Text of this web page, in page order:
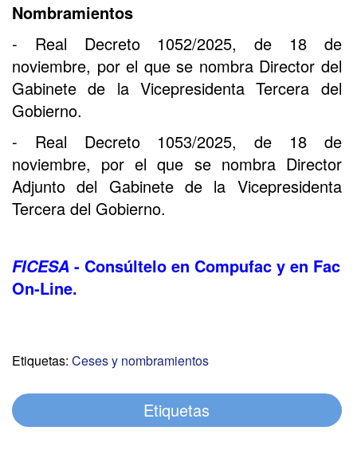
Nombramientos
- Real Decreto 1052/2025, de 18 de
noviembre, por el que se nombra Director del
Gabinete de la Vicepresidenta Tercera del
Gobierno.
- Real Decreto 1053/2025, de 18 de
noviembre, por el que se nombra Director
Adjunto del Gabinete de la Vicepresidenta
Tercera del Gobierno.
FICESA - Consúltelo en Compufac y en Fac
On-Line.
Etiquetas: Ceses y nombramientos
Etiquetas